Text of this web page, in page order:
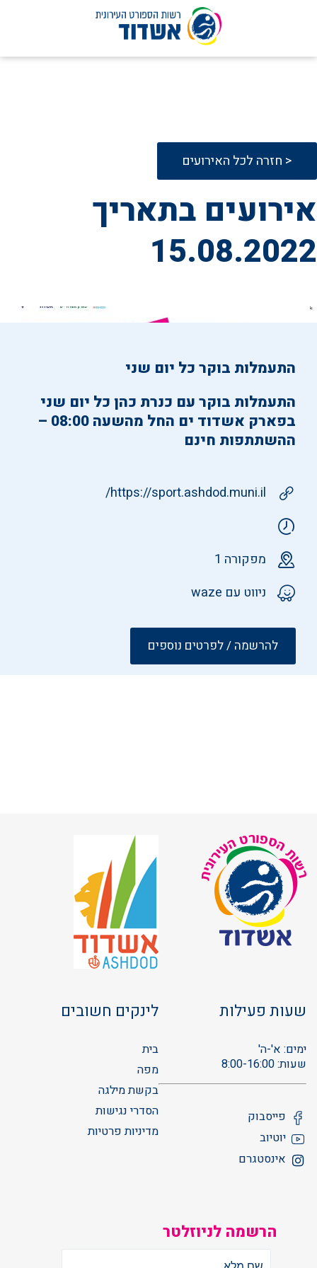
דלג
< חזרה לכל האירועים
אירועים בתאריך
15.08.2022
15
התעמלות בוקר כל יום שני
התעמלות בוקר עם כנרת כהן כל יום שני
בפארק אשדוד ים החל מהשעה 08:00 –
ההשתתפות חינם
https://sport.ashdod.muni.il/
מפקורה 1
ניווט עם waze
להרשמה / לפרטים נוספים
שעות פעילות
ימים: א'-ה'
שעות: 8:00-16:00
פייסבוק
יוטיוב
אינסטגרם
לינקים חשובים
בית
מפה
בקשת מילגה
הסדרי נגישות
מדיניות פרטיות
הרשמה לניוזלטר